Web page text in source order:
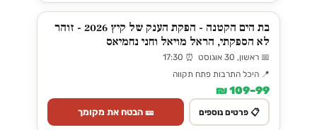
בת הים הקטנה - הפקת הענק של קיץ 2026 - זוהר
לא הספקתי, הראל מויאל וחני נחמיאס
📅 ראשון, 30 אוגוסט ⏰ 17:30
📍 היכל התרבות פתח תקווה
99–109 ₪
📋 פרטים נוספים 🎫 הבטח את מקומך